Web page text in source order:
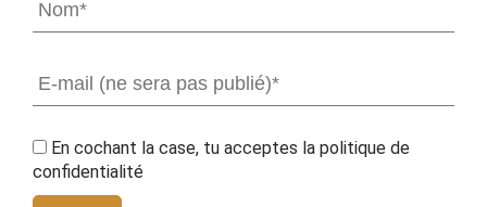
En cochant la case, tu acceptes la politique de
confidentialité